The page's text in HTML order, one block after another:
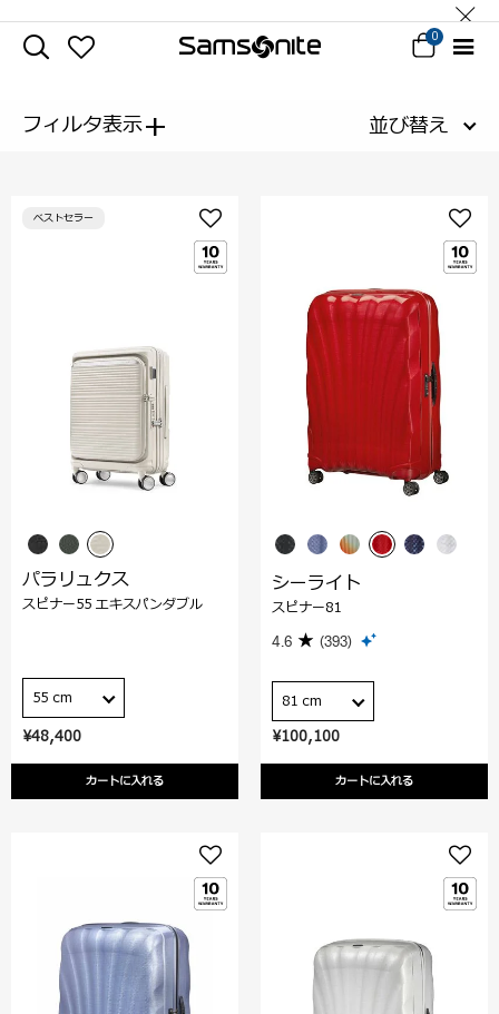
0
フィルタ表示+ 並び替え
¥48,400
カートに入れる
ベストセラー
パラリュクス
スピナー55 エキスパンダブル
55 cm
¥100,100
カートに入れる
シーライト
スピナー81
4.6 (393)
81 cm